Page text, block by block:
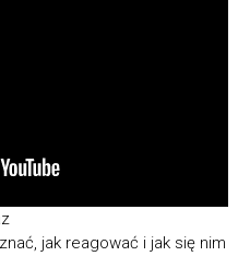
jak reagować i jak się nim